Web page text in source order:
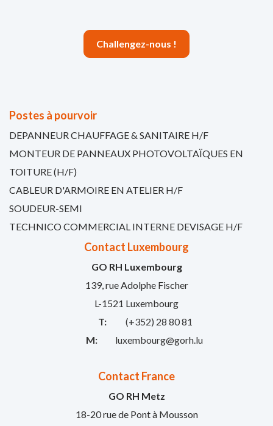
Challengez-nous !
Postes à pourvoir
DEPANNEUR CHAUFFAGE & SANITAIRE H/F
MONTEUR DE PANNEAUX PHOTOVOLTAÏQUES EN
TOITURE (H/F)
CABLEUR D'ARMOIRE EN ATELIER H/F
SOUDEUR-SEMI
TECHNICO COMMERCIAL INTERNE DEVISAGE H/F
Contact Luxembourg
GO RH Luxembourg
139, rue Adolphe Fischer
L-1521 Luxembourg
T:
(+352) 28 80 81
M:
luxembourg@gorh.lu
Contact France
GO RH Metz
18-20 rue de Pont à Mousson